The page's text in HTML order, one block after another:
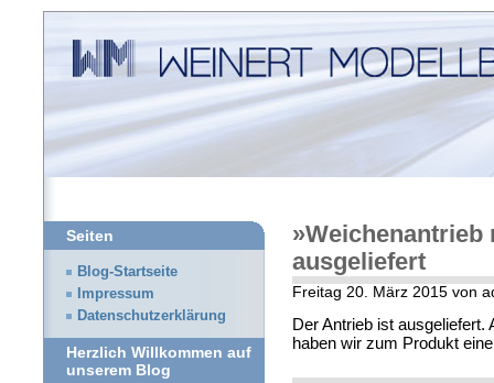
ausgeliefert
Freitag 20. März 2015 von
Der Antrieb ist ausgeliefert.
haben wir zum Produkt
Seiten
Blog-Startseite
Impressum
Datenschutzerklärung
Herzlich Willkommen auf
unserem Blog